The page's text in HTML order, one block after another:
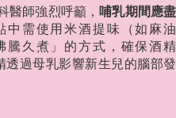
醫師強烈呼籲，哺乳期間應盡
中需使用米酒提味（如麻油
騰久煮」的方式，確保酒精
透過母乳影響新生兒的腦部發